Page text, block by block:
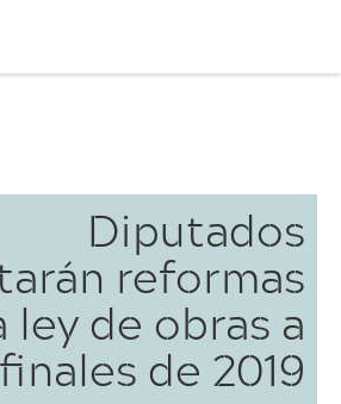
Diputados
reformas
ley de obras a
finales de 2019